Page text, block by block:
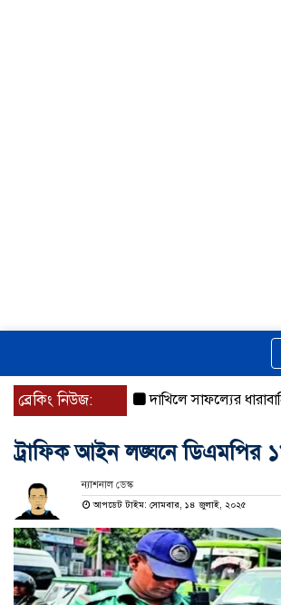
ব্রেকিং নিউজ: দাখিলে সাফল্যের
ট্রাফিক আইন লঙ্ঘনে ডিএমপির
ন্যাশনাল ডেস্ক
আপডেট টাইম: সোমবার, ১৪ জুলাই, ২০২৫